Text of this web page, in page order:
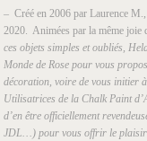
– Créé en 2006 par Laurence
2020. Animées par la même joie
ces objets simples et oubliés,
Monde de Rose pour vous
décoration, voire de vous initier
Utilisatrices de la Chalk Paint
d’en être officiellement
JDL…) pour vous offrir le plaisir